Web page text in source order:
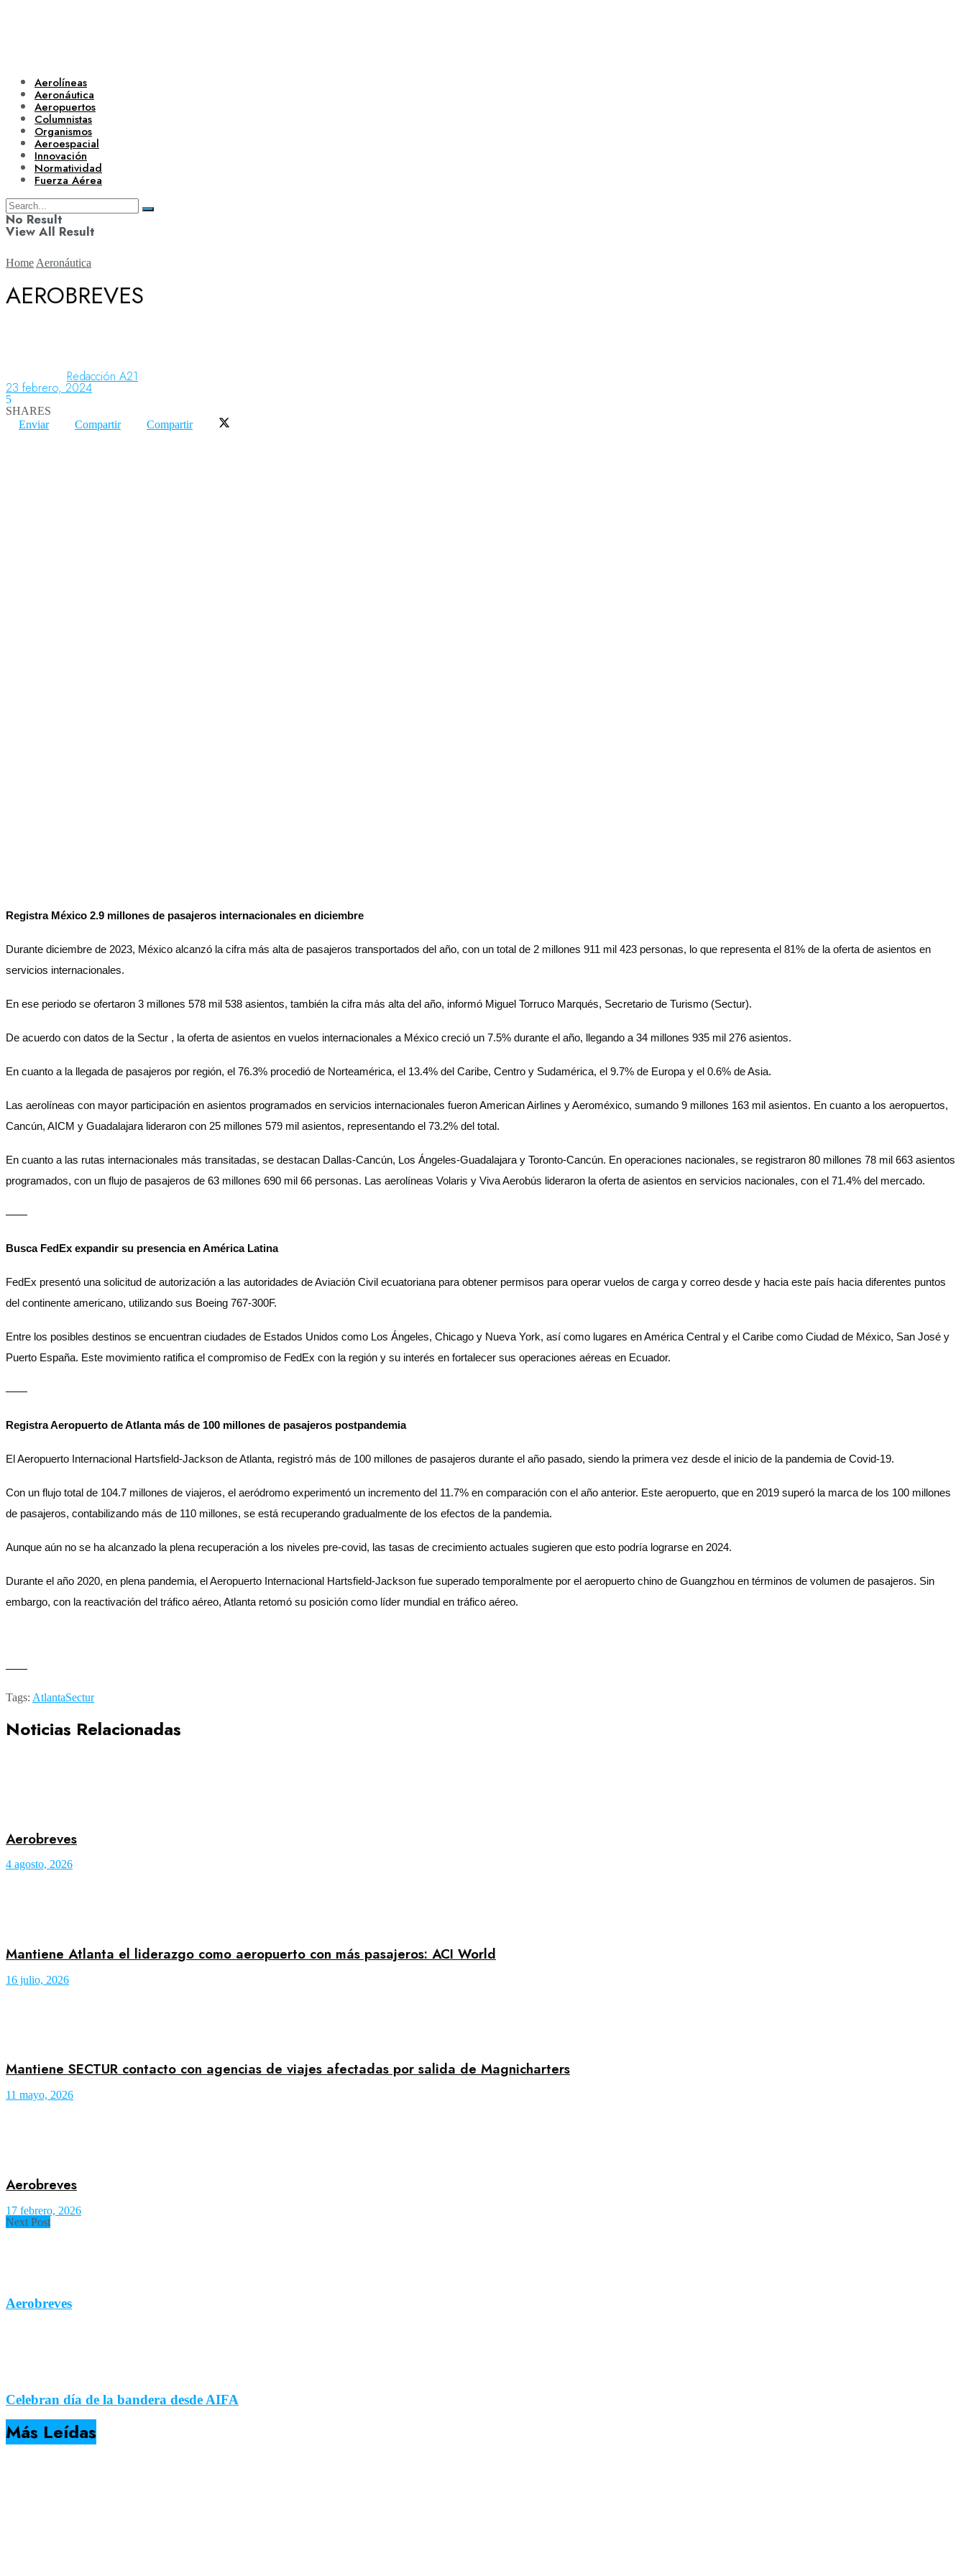
Aerolíneas
Aeronáutica
Aeropuertos
Columnistas
Organismos
Aeroespacial
Innovación
Normatividad
Fuerza Aérea
No Result
View All Result
Aeronáutica
Aeropuertos
Home Aeronáutica
AEROBREVES
Redacción A21
23 febrero, 2024
5
SHARES
Enviar
Compartir Compartir
Registra México 2.9 millones de pasajeros internacionales en diciembre
Durante diciembre de 2023, México alcanzó la cifra más alta de pasajeros transportados del año, con un total de 2 millones 911 mil 423 personas, lo que representa el 81% de la oferta de asientos en
servicios internacionales.
En ese periodo se ofertaron 3 millones 578 mil 538 asientos, también la cifra más alta del año, informó Miguel Torruco Marqués, Secretario de Turismo (Sectur).
De acuerdo con datos de la Sectur , la oferta de asientos en vuelos internacionales a México creció un 7.5% durante el año, llegando a 34 millones 935 mil 276 asientos.
En cuanto a la llegada de pasajeros por región, el 76.3% procedió de Norteamérica, el 13.4% del Caribe, Centro y Sudamérica, el 9.7% de Europa y el 0.6% de Asia.
Las aerolíneas con mayor participación en asientos programados en servicios internacionales fueron American Airlines y Aeroméxico, sumando 9 millones 163 mil asientos. En cuanto a los aeropuertos,
Cancún, AICM y Guadalajara lideraron con 25 millones 579 mil asientos, representando el 73.2% del total.
En cuanto a las rutas internacionales más transitadas, se destacan Dallas-Cancún, Los Ángeles-Guadalajara y Toronto-Cancún. En operaciones nacionales, se registraron 80 millones 78 mil 663 asientos
programados, con un flujo de pasajeros de 63 millones 690 mil 66 personas. Las aerolíneas Volaris y Viva Aerobús lideraron la oferta de asientos en servicios nacionales, con el 71.4% del mercado.
——
Busca FedEx expandir su presencia en América Latina
FedEx presentó una solicitud de autorización a las autoridades de Aviación Civil ecuatoriana para obtener permisos para operar vuelos de carga y correo desde y hacia este país hacia diferentes puntos
del continente americano, utilizando sus Boeing 767-300F.
Entre los posibles destinos se encuentran ciudades de Estados Unidos como Los Ángeles, Chicago y Nueva York, así como lugares en América Central y el Caribe como Ciudad de México, San José y
Puerto España. Este movimiento ratifica el compromiso de FedEx con la región y su interés en fortalecer sus operaciones aéreas en Ecuador.
——
Registra Aeropuerto de Atlanta más de 100 millones de pasajeros postpandemia
El Aeropuerto Internacional Hartsfield-Jackson de Atlanta, registró más de 100 millones de pasajeros durante el año pasado, siendo la primera vez desde el inicio de la pandemia de Covid-19.
Con un flujo total de 104.7 millones de viajeros, el aeródromo experimentó un incremento del 11.7% en comparación con el año anterior. Este aeropuerto, que en 2019 superó la marca de los 100 millones
de pasajeros, contabilizando más de 110 millones, se está recuperando gradualmente de los efectos de la pandemia.
Aunque aún no se ha alcanzado la plena recuperación a los niveles pre-covid, las tasas de crecimiento actuales sugieren que esto podría lograrse en 2024.
Durante el año 2020, en plena pandemia, el Aeropuerto Internacional Hartsfield-Jackson fue superado temporalmente por el aeropuerto chino de Guangzhou en términos de volumen de pasajeros. Sin
embargo, con la reactivación del tráfico aéreo, Atlanta retomó su posición como líder mundial en tráfico aéreo.
——
Tags: AtlantaSectur
Noticias Relacionadas
Aerobreves
4 agosto, 2026
Mantiene Atlanta el liderazgo como aeropuerto con más pasajeros: ACI World
16 julio, 2026
Mantiene SECTUR contacto con agencias de viajes afectadas por salida de Magnicharters
11 mayo, 2026
Aerobreves
17 febrero, 2026
Next Post
Aerobreves
Celebran día de la bandera desde AIFA
Más Leídas